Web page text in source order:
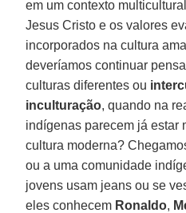
em um contexto
Jesus Cristo e os valores
incorporados na cultura
deveríamos continuar
culturas diferentes ou
inculturação, quando na
indígenas parecem já estar
cultura moderna?
ou a uma comunidade
jovens usam jeans ou se
eles conhecem Ronaldo,